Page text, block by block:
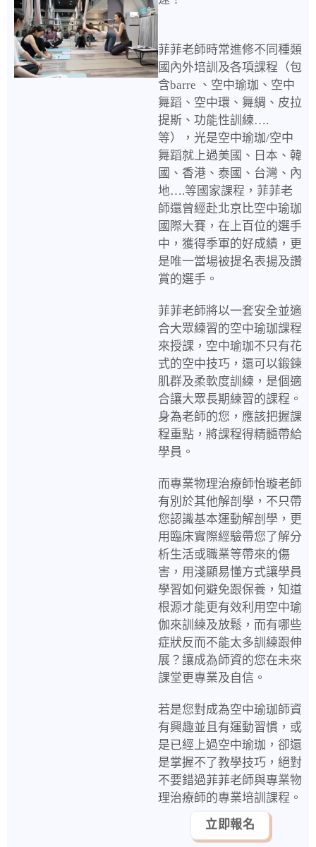
菲菲老師時常進修不同種類
國內外培訓及各項課程（包
含barre 、空中瑜珈、空中
舞蹈、空中環、舞綢、皮拉
提斯、功能性訓練….
等），光是空中瑜珈/空中
舞蹈就上過美國、日本、韓
國、香港、泰國、台灣、內
地….等國家課程，菲菲老
師還曾經赴北京比空中瑜珈
國際大賽，在上百位的選手
中，獲得季軍的好成績，更
是唯一當場被提名表揚及讚
賞的選手。
菲菲老師將以一套安全並適
合大眾練習的空中瑜珈課程
來授課，空中瑜珈不只有花
式的空中技巧，還可以鍛鍊
肌群及柔軟度訓練，是個適
合讓大眾長期練習的課程。
身為老師的您，應該把握課
程重點，將課程得精髓帶給
學員。
而專業物理治療師怡璇老師
有別於其他解剖學，不只帶
您認識基本運動解剖學，更
用臨床實際經驗帶您了解分
析生活或職業等帶來的傷
害，用淺顯易懂方式讓學員
學習如何避免跟保養，知道
根源才能更有效利用空中瑜
伽來訓練及放鬆，而有哪些
症狀反而不能太多訓練跟伸
展？讓成為師資的您在未來
課堂更專業及自信。
若是您對成為空中瑜珈師資
有興趣並且有運動習慣，或
是已經上過空中瑜珈，卻還
是掌握不了教學技巧，絕對
不要錯過菲菲老師與專業物
理治療師的專業培訓課程。
立即報名